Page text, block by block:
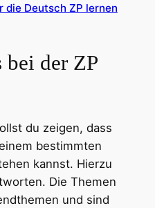
die Deutsch ZP lernen
bei der ZP
du zeigen, dass
bestimmten
kannst. Hierzu
Die Themen
und sind